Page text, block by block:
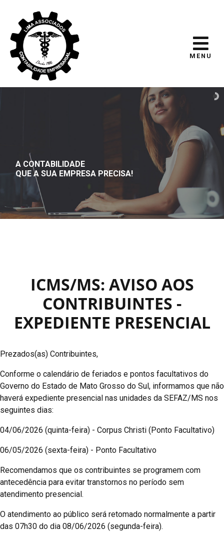
MENU
A CONTABILIDADE
QUE A SUA EMPRESA PRECISA!
ICMS/MS: AVISO AOS
CONTRIBUINTES -
EXPEDIENTE PRESENCIAL
Prezados(as) Contribuintes,
Conforme o calendário de feriados e pontos facultativos do
Governo do Estado de Mato Grosso do Sul, informamos que não
haverá expediente presencial nas unidades da SEFAZ/MS nos
seguintes dias:
04/06/2026 (quinta-feira) - Corpus Christi (Ponto Facultativo)
06/05/2026 (sexta-feira) - Ponto Facultativo
Recomendamos que os contribuintes se programem com
antecedência para evitar transtornos no período sem
atendimento presencial.
O atendimento ao público será retomado normalmente a partir
das 07h30 do dia 08/06/2026 (segunda-feira).